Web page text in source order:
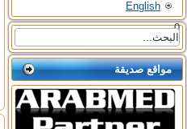
English
0
مواقع صديقة